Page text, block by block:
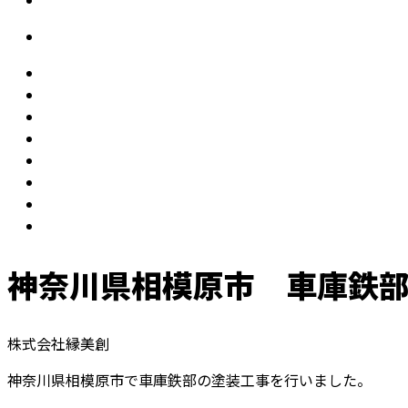
神奈川県相模原市 車庫鉄
株式会社縁美創
神奈川県相模原市で車庫鉄部の塗装工事を行いました。